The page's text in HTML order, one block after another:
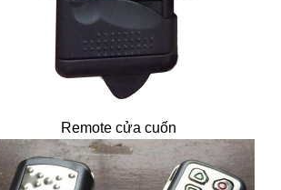
Remote cửa cuốn